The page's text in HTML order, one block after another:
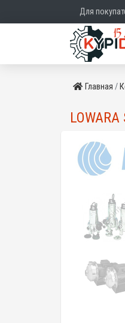
Для
Главная